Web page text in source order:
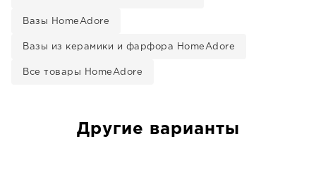
Вазы HomeAdore
Вазы из керамики и фарфора HomeAdore
Все товары HomeAdore
Другие варианты